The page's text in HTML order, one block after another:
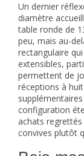
Un dernier
diamètre
table ronde de
peu, mais au-
rectangulaire
extensibles,
permettent de
réceptions à
configuration
achats
convives plutôt